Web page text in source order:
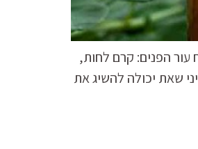
עור הפנים: קרם לחות,
שאת יכולה להשיג את